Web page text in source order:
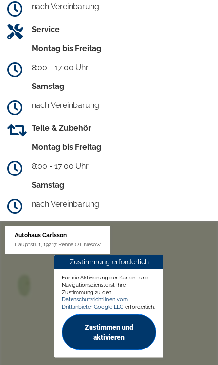
nach Vereinbarung
Service
Montag bis Freitag
8:00 - 17:00 Uhr
Samstag
nach Vereinbarung
Teile & Zubehör
Montag bis Freitag
8:00 - 17:00 Uhr
Samstag
nach Vereinbarung
Autohaus Carlsson
Hauptstr. 1, 19217 Rehna OT Nesow
Zustimmung erforderlich
Für die Aktivierung der Karten- und
Navigationsdienste ist Ihre
Zustimmung zu den
Datenschutzrichtlinien vom
Drittanbieter Google LLC erforderlich.
Zustimmen und
aktivieren